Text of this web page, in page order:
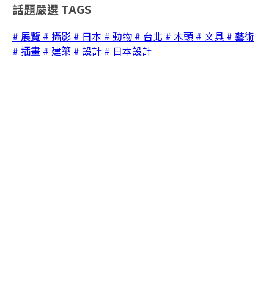
話題嚴選 TAGS
# 展覽 # 攝影 # 日本 # 動物 # 台北 # 木頭 # 文具 # 藝術
# 插畫 # 建築 # 設計 # 日本設計